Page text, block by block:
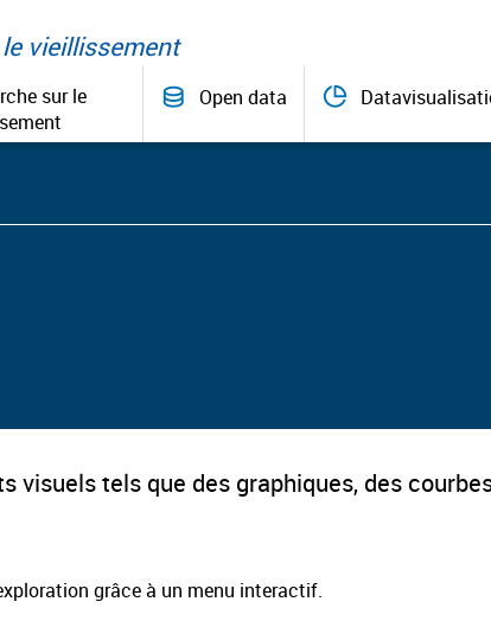
vieillissement
sur le
Open data
visuels tels que des graphiques, des
grâce à un menu interactif.